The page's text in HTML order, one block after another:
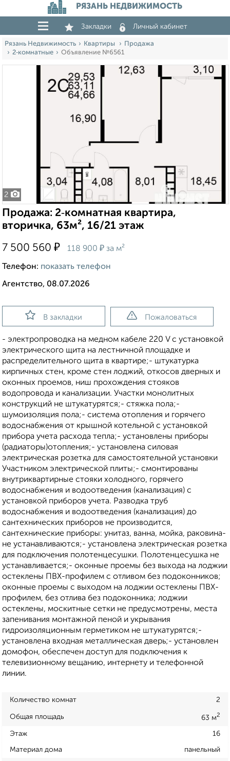
РЯЗАНЬ НЕДВИЖИМОСТЬ
Закладки Личный кабинет
Рязань Недвижимость Квартиры
Продажа
2‑комнатные
Объявление №6561
2
Продажа: 2‑комнатная квартира,
вторичка, 63м², 16/21 этаж
7 500 560 ₽ 118 900 ₽ за м²
Телефон: показать телефон
Агентство, 08.07.2026
В закладки Пожаловаться
- электропроводка на медном кабеле 220 V с установкой
электрического щита на лестничной площадке и
распределительного щита в квартире;- штукатурка
кирпичных стен, кроме стен лоджий, откосов дверных и
оконных проемов, ниш прохождения стояков
водопровода и канализации. Участки монолитных
конструкций не штукатурятся;- стяжка пола;-
шумоизоляция пола;- система отопления и горячего
водоснабжения от крышной котельной с установкой
прибора учета расхода тепла;- установлены приборы
(радиаторы)отопления;- установлена силовая
электрическая розетка для самостоятельной установки
Участником электрической плиты;- смонтированы
внутриквартирные стояки холодного, горячего
водоснабжения и водоотведения (канализация) с
установкой приборов учета. Разводка труб
водоснабжения и водоотведения (канализация) до
сантехнических приборов не производится,
сантехнические приборы: унитаз, ванна, мойка, раковина-
не устанавливаются;- установлена электрическая розетка
для подключения полотенцесушки. Полотенцесушка не
устанавливается;- оконные проемы без выхода на лоджии
остеклены ПВХ-профилем с отливом без подоконников;
оконные проемы с выходом на лоджии остеклены ПВХ-
профилем, без отлива без подоконника; лоджии
остеклены, москитные сетки не предусмотрены, места
запенивания монтажной пеной и укрывания
гидроизоляционным герметиком не штукатурятся;-
установлена входная металлическая дверь;- установлен
домофон, обеспечен доступ для подключения к
телевизионному вещанию, интернету и телефонной
линии.
Количество комнат 2
Общая площадь 63 м2
Этаж 16
Материал дома панельный